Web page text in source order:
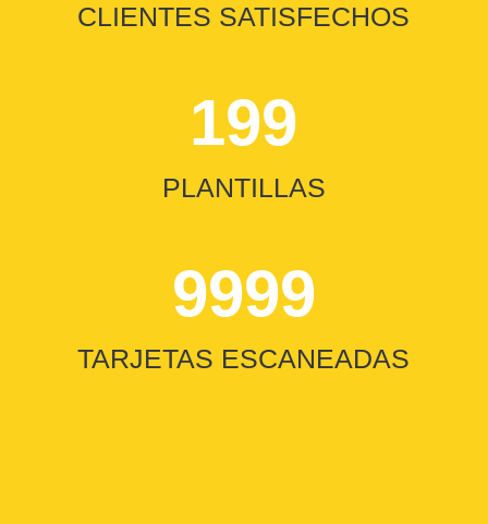
CLIENTES SATISFECHOS
199
PLANTILLAS
9999
TARJETAS ESCANEADAS